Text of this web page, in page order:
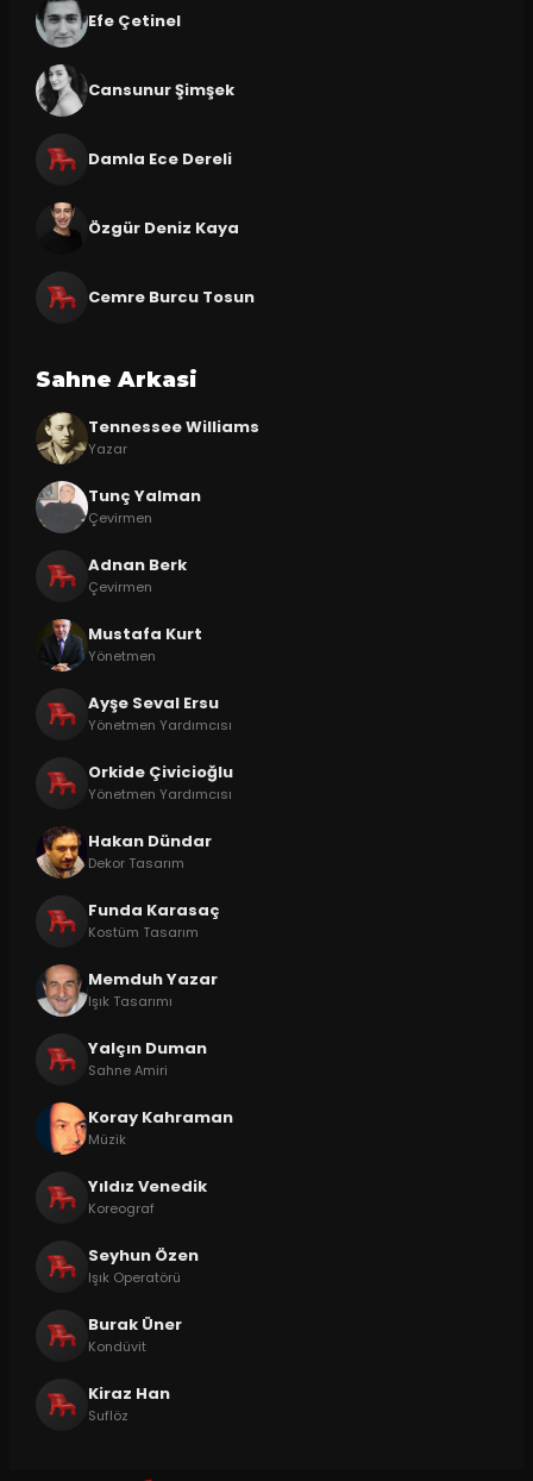
Efe Çetinel
Cansunur Şimşek
Damla Ece Dereli
Özgür Deniz Kaya
Cemre Burcu Tosun
Sahne Arkasi
Tennessee Williams
Yazar
Tunç Yalman
Çevirmen
Adnan Berk
Çevirmen
Mustafa Kurt
Yönetmen
Ayşe Seval Ersu
Yönetmen Yardımcısı
Orkide Çivicioğlu
Yönetmen Yardımcısı
Hakan Dündar
Dekor Tasarım
Funda Karasaç
Kostüm Tasarım
Memduh Yazar
Işık Tasarımı
Yalçın Duman
Sahne Amiri
Koray Kahraman
Müzik
Yıldız Venedik
Koreograf
Seyhun Özen
Işık Operatörü
Burak Üner
Kondüvit
Kiraz Han
Suflöz